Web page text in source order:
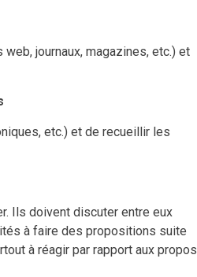
journaux, magazines, etc.) et
etc.) et de recueillir les
Ils doivent discuter entre eux
à faire des propositions suite
à réagir par rapport aux propos